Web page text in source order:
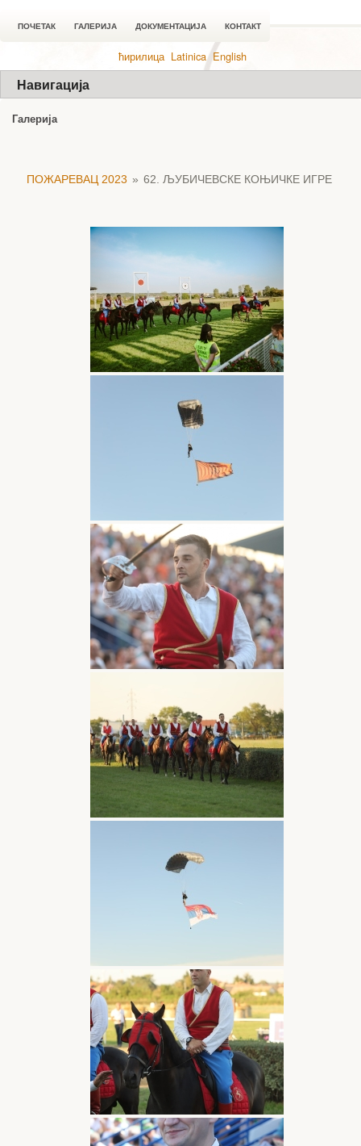
ПОЧЕТАК ГАЛЕРИЈА ДОКУМЕНТАЦИЈА КОНТАКТ
ћирилица Latinica English
Навигација
Галерија
ПОЖАРЕВАЦ 2023 » 62. ЉУБИЧЕВСКЕ КОЊИЧКЕ ИГРЕ